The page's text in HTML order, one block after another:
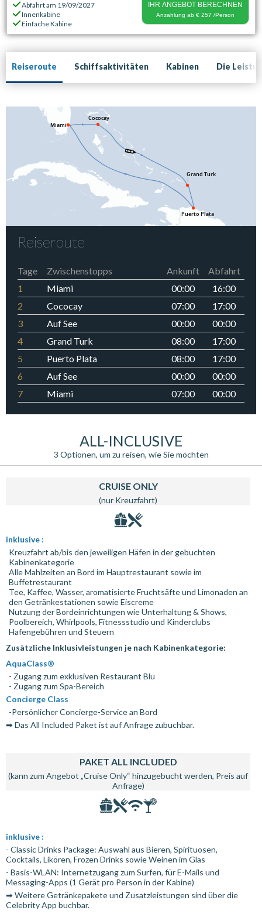
Abfahrt am 19/09/2027
Innenkabine
Einfache Kabine
IHR ANGEBOT BERECHNEN
Anzahlung ab € 257 /Person
Reiseroute Schiffsaktivitäten Kabinen Die
Reiseroute
Tage Zwischenstopps Ankunft
Abfahrt
1
Miami 00:00
16:00
2
Cococay 07:00
17:00
3
Auf See 00:00
00:00
4
Grand Turk 08:00
17:00
5
Puerto Plata 08:00
17:00
6
Auf See 00:00
00:00
7
Miami 07:00 00:00
ALL-INCLUSIVE
3 Optionen, um zu reisen, wie Sie möchten
CRUISE ONLY
(nur Kreuzfahrt)
inklusive :
Kreuzfahrt ab/bis den jeweiligen Häfen in der gebuchten
Kabinenkategorie
Alle Mahlzeiten an Bord im Hauptrestaurant sowie im
Buffetrestaurant
Tee, Kaffee, Wasser, aromatisierte Fruchtsäfte und Limonaden an
den Getränkestationen sowie Eiscreme
Nutzung der Bordeinrichtungen wie Unterhaltung & Shows,
Poolbereich, Whirlpools, Fitnessstudio und Kinderclubs
Hafengebühren und Steuern
Zusätzliche Inklusivleistungen je nach Kabinenkategorie:
AquaClass®
- Zugang zum exklusiven Restaurant Blu
- Zugang zum Spa-Bereich
Concierge Class
-Persönlicher Concierge-Service an Bord
➡ Das All Included Paket ist auf Anfrage zubuchbar.
PAKET ALL INCLUDED
(kann zum Angebot „Cruise Only“ hinzugebucht werden, Preis auf
Anfrage)
inklusive :
- Classic Drinks Package: Auswahl aus Bieren, Spirituosen,
Cocktails, Likören, Frozen Drinks sowie Weinen im Glas
- Basis-WLAN: Internetzugang zum Surfen, für E-Mails und
Messaging-Apps (1 Gerät pro Person in der Kabine)
➡ Weitere Getränkepakete und Zusatzleistungen sind über die
Celebrity App buchbar.